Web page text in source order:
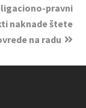
pravni
naknade štete
na radu